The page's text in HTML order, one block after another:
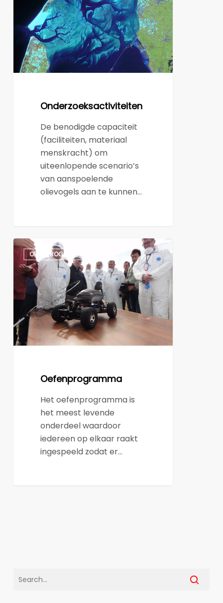
Onderzoeksactiviteiten
De benodigde capaciteit
(faciliteiten, materiaal
menskracht) om
uiteenlopende scenario’s
van aanspoelende
olievogels aan te kunnen…
Oefenprogramma
OEFENPROGRAMMA
Oefenprogramma
Het oefenprogramma is
het meest levende
onderdeel waardoor
iedereen op elkaar raakt
ingespeeld zodat er…